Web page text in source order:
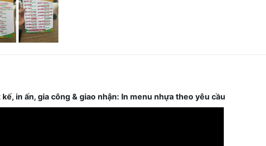
in ấn, gia công & giao nhận: In menu nhựa theo yêu cầu